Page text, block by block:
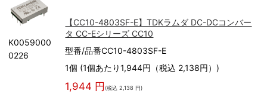
K0059000
0226
【CC10-4803SF-E】TDKラムダ DC-DCコンバー
タ CC-Eシリーズ CC10
型番/品番CC10-4803SF-E
1個 (1個あたり1,944円（税込 2,138円）)
1,944 円 (税込 2,138 円)